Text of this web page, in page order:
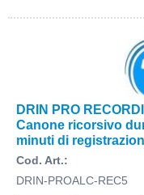
DRIN PRO
Canone ricorsivo
minuti di
Cod. Art.:
DRIN-PROALC-REC5